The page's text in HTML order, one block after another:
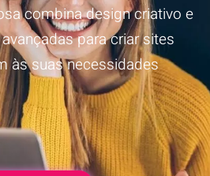
combina design criativo e
para criar sites
às suas necessidades